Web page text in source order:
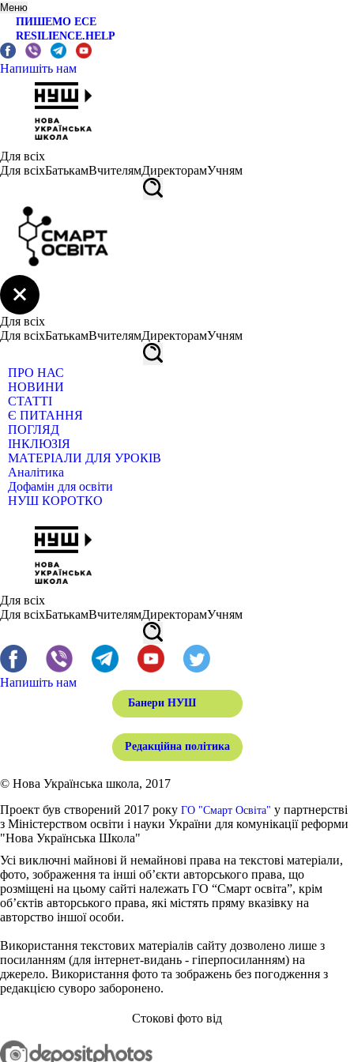
Меню
ПИШЕМО ЕСЕ
RESILIENCE.HELP
Напишіть нам
Для всіх
Для всіхБатькамВчителямДиректорамУчням
Для всіх
Для всіхБатькамВчителямДиректорамУчням
ПРО НАС
НОВИНИ
СТАТТІ
Є ПИТАННЯ
ПОГЛЯД
ІНКЛЮЗІЯ
МАТЕРІАЛИ ДЛЯ УРОКІВ
Аналітика
Дофамін для освіти
НУШ КОРОТКО
Для всіх
Для всіхБатькамВчителямДиректорамУчням
Напишіть нам
Банери НУШ
Редакційна політика
© Нова Українська школа, 2017
Проект був створений 2017 року ГО "Смарт Освіта" у партнерстві
з Міністерством освіти і науки України для комунікації реформи
"Нова Українська Школа"
Усі виключні майнові й немайнові права на текстові матеріали,
фото, зображення та інші об’єкти авторського права, що
розміщені на цьому сайті належать ГО “Смарт освіта”, крім
об’єктів авторського права, які містять пряму вказівку на
авторство іншої особи.
Використання текстових матеріалів сайту дозволено лише з
посиланням (для інтернет-видань - гіперпосиланням) на
джерело. Використання фото та зображень без погодження з
редакцією суворо заборонено.
Стокові фото від